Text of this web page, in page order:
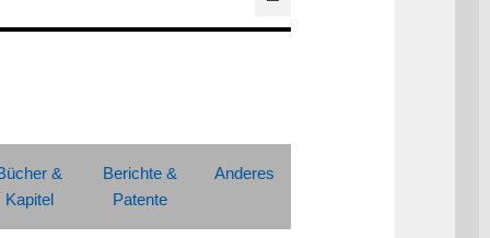
&
Kapitel
Berichte &
Patente
Anderes